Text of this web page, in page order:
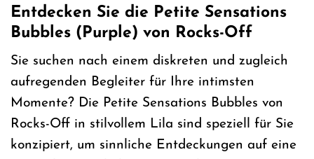
Entdecken Sie die Petite Sensations
Bubbles (Purple) von Rocks-Off
Sie suchen nach einem diskreten und zugleich
aufregenden Begleiter für Ihre intimsten
Momente? Die Petite Sensations Bubbles von
Rocks-Off in stilvollem Lila sind speziell für Sie
konzipiert, um sinnliche Entdeckungen auf eine